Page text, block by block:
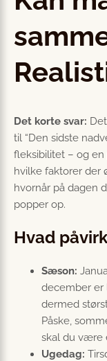
Det korte svar: Det
til “Den sidste
fleksibilitet – og
hvilke faktorer der
hvornår på dagen
popper op.
Hvad
Sæson:
december
dermed
Påske,
skal du være
Ugedag: